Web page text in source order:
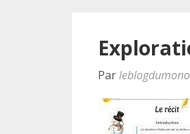
Parleblogdumono